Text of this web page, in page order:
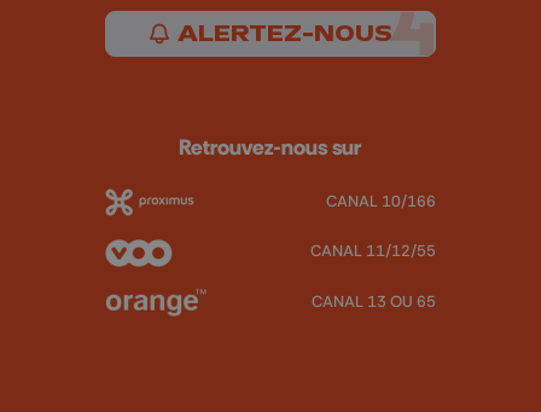
ALERTEZ-NOUS
Retrouvez-nous sur
CANAL 10/166
CANAL 11/12/55
CANAL 13 OU 65